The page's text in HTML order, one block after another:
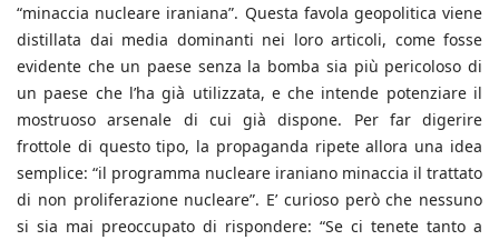
“minaccia nucleare iraniana”. Questa favola geopolitica viene
distillata dai media dominanti nei loro articoli, come fosse
evidente che un paese senza la bomba sia più pericoloso di
un paese che l’ha già utilizzata, e che intende potenziare il
mostruoso arsenale di cui già dispone. Per far digerire
frottole di questo tipo, la propaganda ripete allora una idea
semplice: “il programma nucleare iraniano minaccia il trattato
di non proliferazione nucleare”. E’ curioso però che nessuno
si sia mai preoccupato di rispondere: “Se ci tenete tanto a